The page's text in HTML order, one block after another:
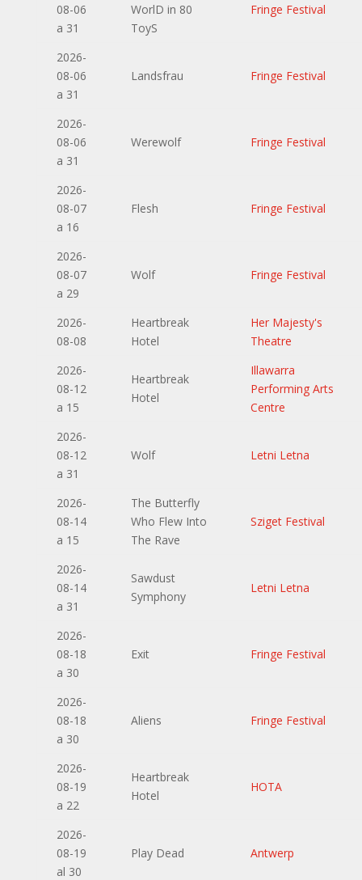
08-06
a 31
WorlD in 80
ToyS
Fringe Festival
2026-
08-06
a 31
Landsfrau Fringe Festival
2026-
08-06
a 31
Werewolf Fringe Festival
2026-
08-07
a 16
Flesh Fringe Festival
2026-
08-07
a 29
Wolf Fringe Festival
2026-
08-08
Heartbreak
Hotel
Her Majesty's
Theatre
2026-
08-12
a 15
Heartbreak
Hotel
Illawarra
Performing Arts
Centre
2026-
08-12
a 31
Wolf Letni Letna
2026-
08-14
a 15
The Butterfly
Who Flew Into
The Rave
Sziget Festival
2026-
08-14
a 31
Sawdust
Symphony
Letni Letna
2026-
08-18
a 30
Exit Fringe Festival
2026-
08-18
a 30
Aliens Fringe Festival
2026-
08-19
a 22
Heartbreak
Hotel
HOTA
2026-
08-19
al 30
Play Dead Antwerp